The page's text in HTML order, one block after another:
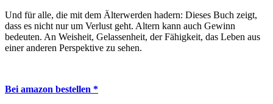
Und für alle, die mit dem Älterwerden hadern: Dieses Buch zeigt,
dass es nicht nur um Verlust geht. Altern kann auch Gewinn
bedeuten. An Weisheit, Gelassenheit, der Fähigkeit, das Leben aus
einer anderen Perspektive zu sehen.
Bei amazon bestellen *